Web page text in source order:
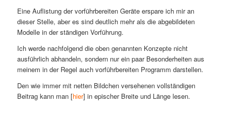
Eine Auflistung der vorführbereiten Geräte erspare ich mir an
dieser Stelle, aber es sind deutlich mehr als die abgebildeten
Modelle in der ständigen Vorführung.
Ich werde nachfolgend die oben genannten Konzepte nicht
ausführlich abhandeln, sondern nur ein paar Besonderheiten aus
meinem in der Regel auch vorführbereiten Programm darstellen.
Den wie immer mit netten Bildchen versehenen vollständigen
Beitrag kann man [hier] in epischer Breite und Länge lesen.